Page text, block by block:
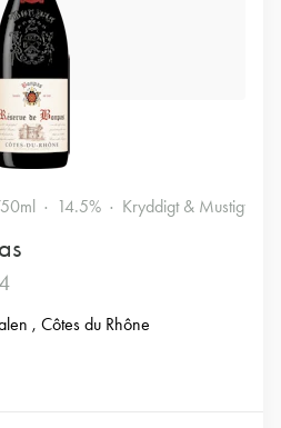
14.5% Kryddigt & Mustigt
, Côtes du Rhône